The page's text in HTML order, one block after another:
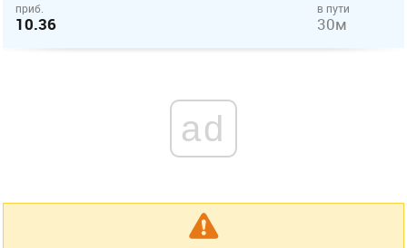
приб.
10.36
в пути
30м
ad